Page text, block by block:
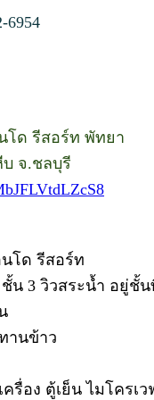
6954
โด รีสอร์ท พัทยา
บ จ.ชลบุรี
นโด รีสอร์ท
น 3 วิวสระน้ำ อยู่ชั้
านข้าว
รื่อง ตู้เย็น ไมโครเว